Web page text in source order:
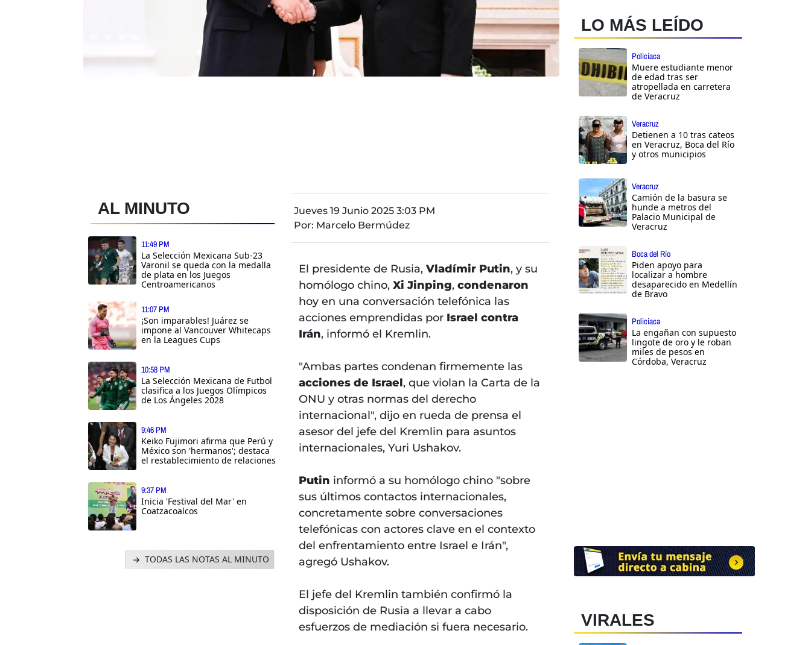
AL MINUTO
11:49 PM
La Selección Mexicana Sub-23
Varonil se queda con la medalla
de plata en los Juegos
Centroamericanos
11:07 PM
¡Son imparables! Juárez se
impone al Vancouver Whitecaps
en la Leagues Cups
10:58 PM
La Selección Mexicana de Futbol
clasifica a los Juegos Olímpicos
de Los Ángeles 2028
9:46 PM
Keiko Fujimori afirma que Perú y
México son 'hermanos'; destaca
el restablecimiento de relaciones
9:37 PM
Inicia 'Festival del Mar' en
Coatzacoalcos
TODAS LAS NOTAS AL MINUTO
Jueves 19 Junio 2025 3:03 PM
Por: Marcelo Bermúdez
El presidente de Rusia, Vladímir Putin, y su
homólogo chino, Xi Jinping, condenaron
hoy en una conversación telefónica las
acciones emprendidas por Israel contra
Irán, informó el Kremlin.
"Ambas partes condenan firmemente las
acciones de Israel, que violan la Carta de la
ONU y otras normas del derecho
internacional", dijo en rueda de prensa el
asesor del jefe del Kremlin para asuntos
internacionales, Yuri Ushakov.
Putin informó a su homólogo chino "sobre
sus últimos contactos internacionales,
concretamente sobre conversaciones
telefónicas con actores clave en el contexto
del enfrentamiento entre Israel e Irán",
agregó Ushakov.
El jefe del Kremlin también confirmó la
disposición de Rusia a llevar a cabo
esfuerzos de mediación si fuera necesario.
LO MÁS LEÍDO
Policiaca
Muere estudiante menor
de edad tras ser
atropellada en carretera
de Veracruz
Veracruz
Detienen a 10 tras cateos
en Veracruz, Boca del Río
y otros municipios
Veracruz
Camión de la basura se
hunde a metros del
Palacio Municipal de
Veracruz
Boca del Río
Piden apoyo para
localizar a hombre
desaparecido en Medellín
de Bravo
Policiaca
La engañan con supuesto
lingote de oro y le roban
miles de pesos en
Córdoba, Veracruz
VIRALES